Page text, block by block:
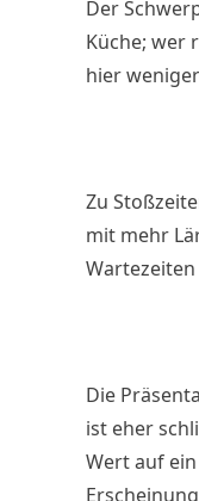
Der
Küche; wer
hier
Zu
mit mehr
Die
ist eher
Wert auf